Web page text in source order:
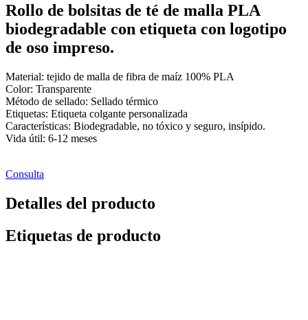
Rollo de bolsitas de té de malla PLA
biodegradable con etiqueta con logotipo
de oso impreso.
Material: tejido de malla de fibra de maíz 100% PLA
Color: Transparente
Método de sellado: Sellado térmico
Etiquetas: Etiqueta colgante personalizada
Características: Biodegradable, no tóxico y seguro, insípido.
Vida útil: 6-12 meses
Consulta
Detalles del producto
Etiquetas de producto